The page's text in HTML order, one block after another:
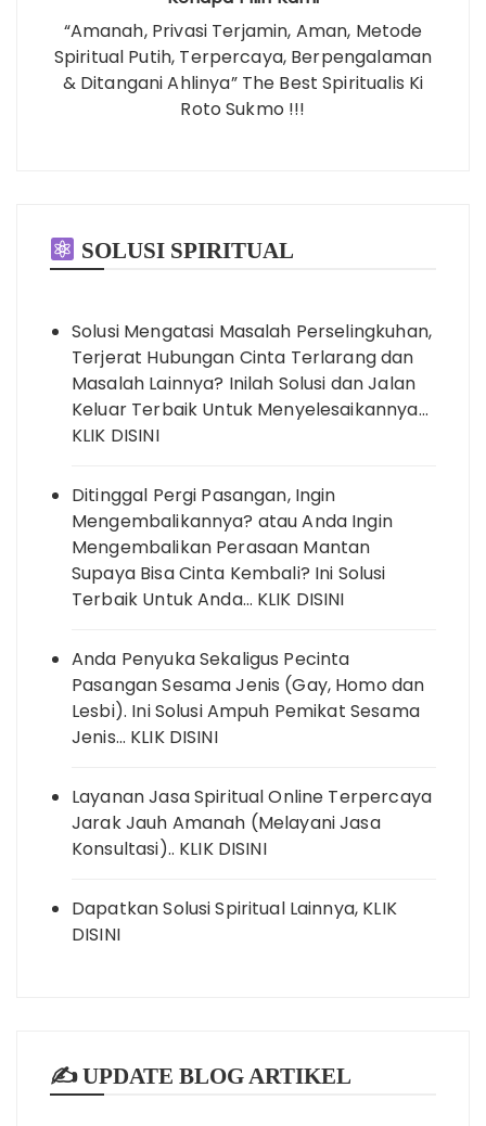
“Amanah, Privasi Terjamin, Aman, Metode
Spiritual Putih, Terpercaya, Berpengalaman
& Ditangani Ahlinya” The Best Spiritualis Ki
Roto Sukmo !!!
SOLUSI SPIRITUAL
Solusi Mengatasi Masalah Perselingkuhan,
Terjerat Hubungan Cinta Terlarang dan
Masalah Lainnya? Inilah Solusi dan Jalan
Keluar Terbaik Untuk Menyelesaikannya…
KLIK DISINI
Ditinggal Pergi Pasangan, Ingin
Mengembalikannya? atau Anda Ingin
Mengembalikan Perasaan Mantan
Supaya Bisa Cinta Kembali? Ini Solusi
Terbaik Untuk Anda… KLIK DISINI
Anda Penyuka Sekaligus Pecinta
Pasangan Sesama Jenis (Gay, Homo dan
Lesbi). Ini Solusi Ampuh Pemikat Sesama
Jenis… KLIK DISINI
Layanan Jasa Spiritual Online Terpercaya
Jarak Jauh Amanah (Melayani Jasa
Konsultasi).. KLIK DISINI
Dapatkan Solusi Spiritual Lainnya, KLIK
DISINI
✍️ UPDATE BLOG ARTIKEL